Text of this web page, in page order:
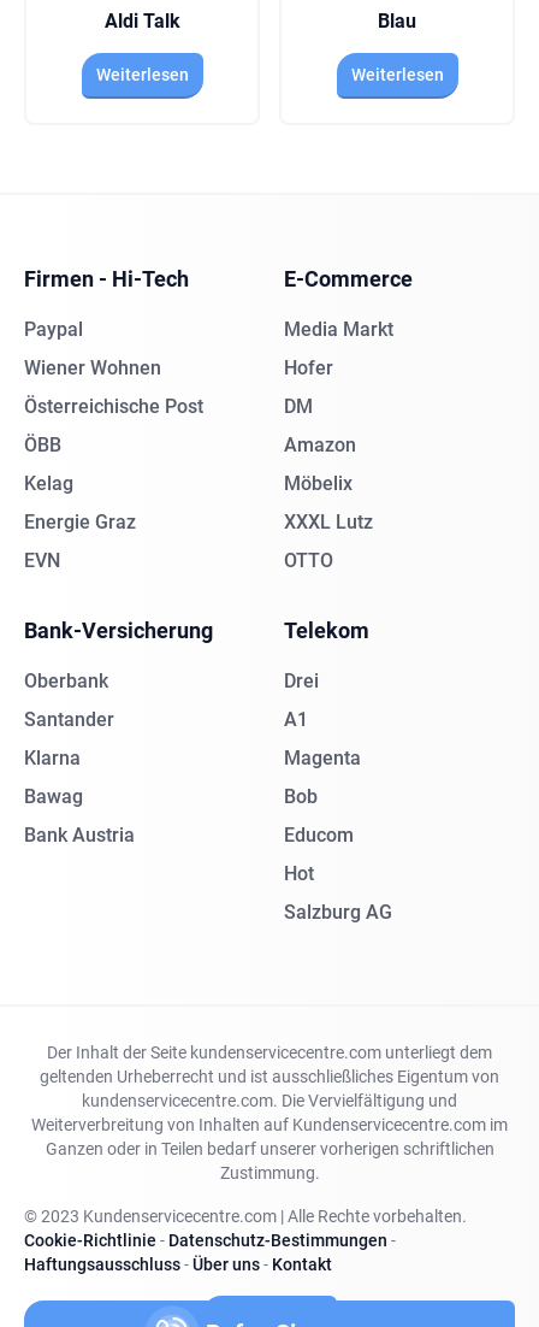
Aldi Talk
Weiterlesen
Blau
Weiterlesen
Firmen - Hi-Tech
Paypal
Wiener Wohnen
Österreichische Post
ÖBB
Kelag
Energie Graz
EVN
E-Commerce
Media Markt
Hofer
DM
Amazon
Möbelix
XXXL Lutz
OTTO
Bank-Versicherung
Oberbank
Santander
Klarna
Bawag
Bank Austria
Telekom
Drei
A1
Magenta
Bob
Educom
Hot
Salzburg AG
Der Inhalt der Seite kundenservicecentre.com unterliegt dem
geltenden Urheberrecht und ist ausschließliches Eigentum von
kundenservicecentre.com. Die Vervielfältigung und
Weiterverbreitung von Inhalten auf Kundenservicecentre.com im
Ganzen oder in Teilen bedarf unserer vorherigen schriftlichen
Zustimmung.
© 2023 Kundenservicecentre.com | Alle Rechte vorbehalten.
Cookie-Richtlinie - Datenschutz-Bestimmungen -
Haftungsausschluss-Über uns- Kontakt